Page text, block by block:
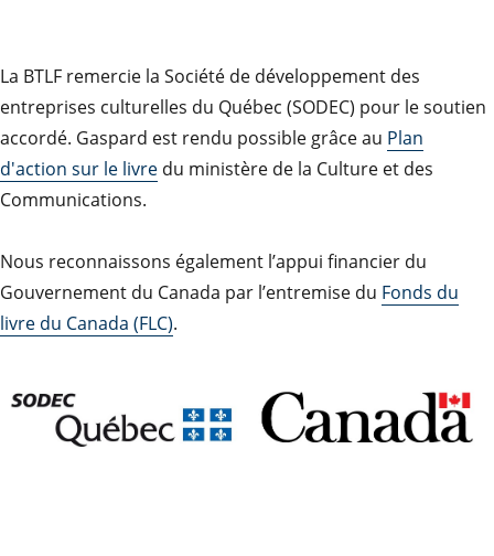
La BTLF remercie la Société de développement des
entreprises culturelles du Québec (SODEC) pour le soutien
accordé. Gaspard est rendu possible grâce au Plan
d'action sur le livre du ministère de la Culture et des
Communications.
Nous reconnaissons également l’appui financier du
Gouvernement du Canada par l’entremise du Fonds du
livre du Canada (FLC).